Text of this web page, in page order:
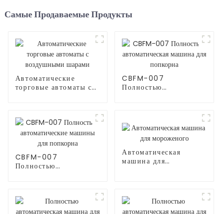
Самые Продаваемые Продукты
Автоматические
торговые автоматы с
CBFM-007
Полностью
CBFM-007
Полностью
Автоматическая
машина для